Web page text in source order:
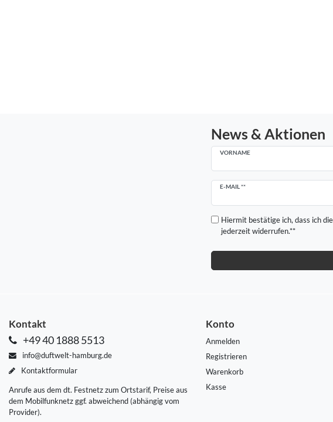
News & Aktionen
VORNAME
E-MAIL **
Newsletter
Hiermit bestätige ich, dass ich die
jederzeit widerrufen.**
Kontakt
+49 40 1888 5513
info@duftwelt-hamburg.de
Kontaktformular
Anrufe aus dem dt. Festnetz zum Ortstarif, Preise aus
dem Mobilfunknetz ggf. abweichend (abhängig vom
Provider).
Konto
Anmelden
Registrieren
Warenkorb
Kasse